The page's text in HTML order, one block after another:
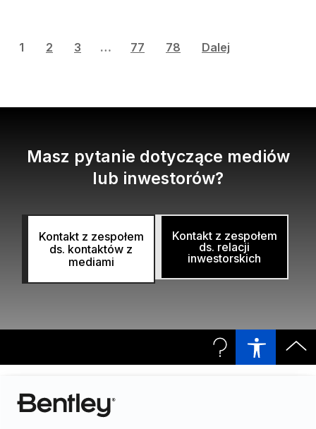
1 2 3 … 77 78 Dalej
Masz pytanie dotyczące mediów
lub inwestorów?
Kontakt z zespołem
ds. kontaktów z
mediami
Kontakt z zespołem
ds. relacji
inwestorskich